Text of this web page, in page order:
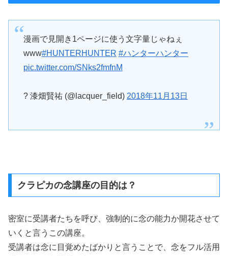
漫画で見開き1ページに使う文字量じゃねぇ
www#HUNTERHUNTER #ハンターハンター
pic.twitter.com/SNks2fmfnM
? 漆畑賢祐 (@lacquer_field) 2018年11月13日
クラピカの念講座の目的は？
密室に受講者たちを呼び、強制的に念の能力か開花させて
いくと言うこの講座。
受講者は念に目覚めたばかりと言うことで、念をフル活用